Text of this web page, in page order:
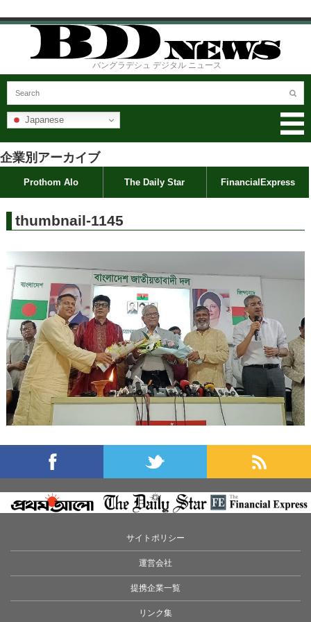
バングラデシュ デジタル ニュース
Japanese
企業別アーカイブ
Prothom Alo The Daily Star FinancialExpress
thumbnail-1145
サイトポリシー
運営会社
提携企業一覧
リンク集